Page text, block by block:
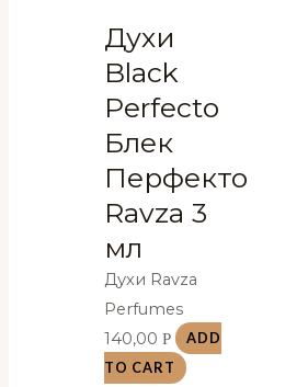
Духи
Black
Perfecto
Блек
Перфекто
Ravza 3
мл
Духи Ravza
Perfumes
140,00Р
ADD
TO CART